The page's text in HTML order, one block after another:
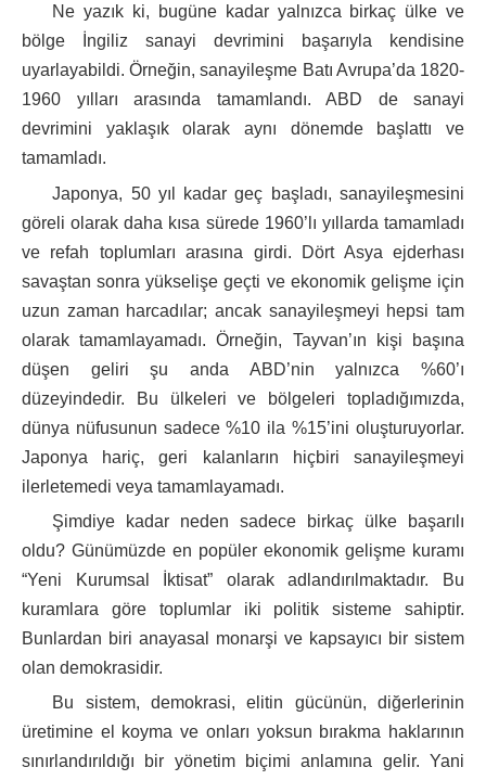
Ne yazık ki, bugüne kadar yalnızca birkaç ülke ve
bölge İngiliz sanayi devrimini başarıyla kendisine
uyarlayabildi. Örneğin, sanayileşme Batı Avrupa’da 1820-
1960 yılları arasında tamamlandı. ABD de sanayi
devrimini yaklaşık olarak aynı dönemde başlattı ve
tamamladı.
Japonya, 50 yıl kadar geç başladı, sanayileşmesini
göreli olarak daha kısa sürede 1960’lı yıllarda tamamladı
ve refah toplumları arasına girdi. Dört Asya ejderhası
savaştan sonra yükselişe geçti ve ekonomik gelişme için
uzun zaman harcadılar; ancak sanayileşmeyi hepsi tam
olarak tamamlayamadı. Örneğin, Tayvan’ın kişi başına
düşen geliri şu anda ABD’nin yalnızca %60’ı
düzeyindedir. Bu ülkeleri ve bölgeleri topladığımızda,
dünya nüfusunun sadece %10 ila %15’ini oluşturuyorlar.
Japonya hariç, geri kalanların hiçbiri sanayileşmeyi
ilerletemedi veya tamamlayamadı.
Şimdiye kadar neden sadece birkaç ülke başarılı
oldu? Günümüzde en popüler ekonomik gelişme kuramı
“Yeni Kurumsal İktisat” olarak adlandırılmaktadır. Bu
kuramlara göre toplumlar iki politik sisteme sahiptir.
Bunlardan biri anayasal monarşi ve kapsayıcı bir sistem
olan demokrasidir.
Bu sistem, demokrasi, elitin gücünün, diğerlerinin
üretimine el koyma ve onları yoksun bırakma haklarının
sınırlandırıldığı bir yönetim biçimi anlamına gelir. Yani